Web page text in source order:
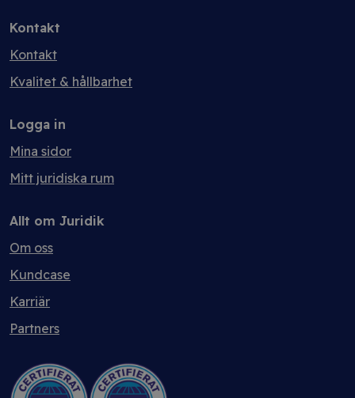
Kontakt
Kontakt
Kvalitet & hållbarhet
Logga in
Mina sidor
Mitt juridiska rum
Allt om Juridik
Om oss
Kundcase
Karriär
Partners